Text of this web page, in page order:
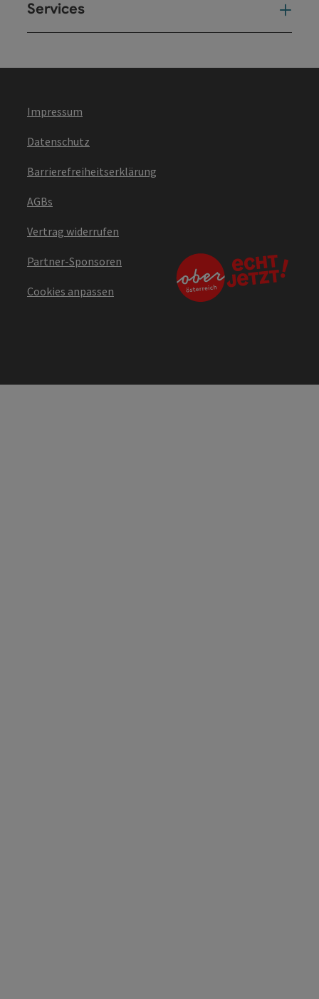
Services
Impressum
Datenschutz
Barrierefreiheitserklärung
AGBs
Vertrag widerrufen
Partner-Sponsoren
Cookies anpassen